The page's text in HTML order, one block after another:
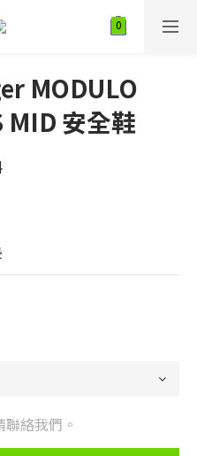
MODULO
MID 安全鞋
絡我們。